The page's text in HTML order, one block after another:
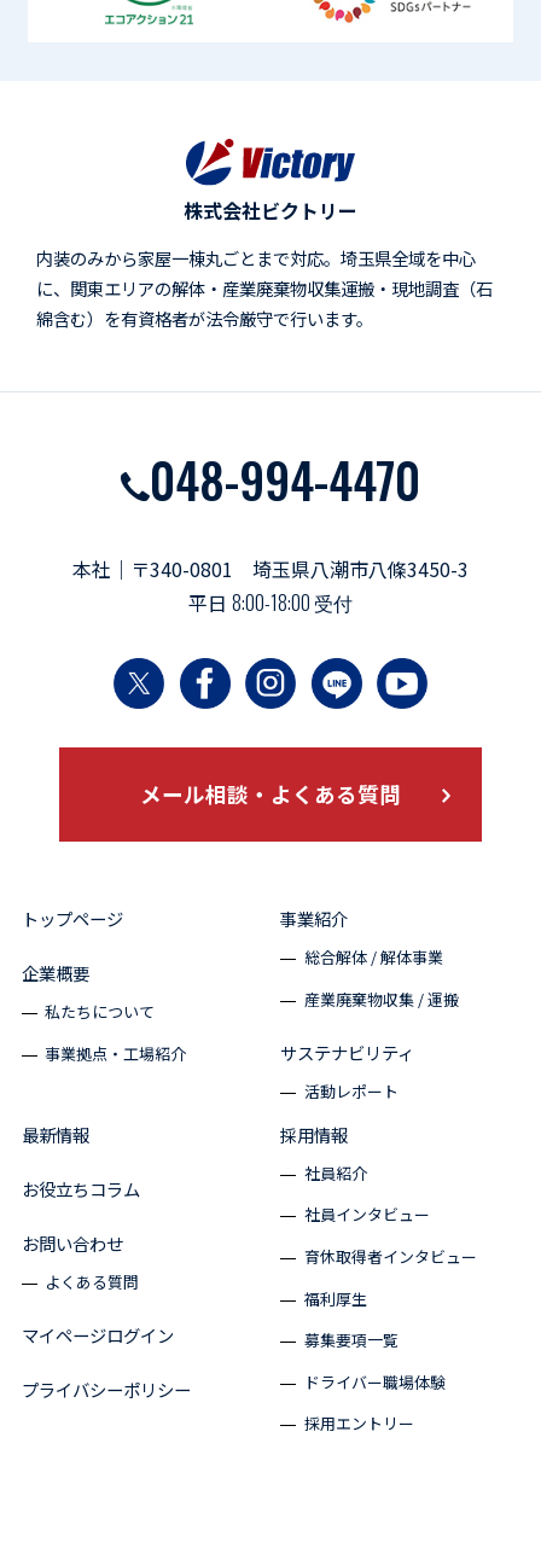
株式会社ビクトリー
内装のみから家屋一棟丸ごとまで対応。埼玉県全域を中心
に、関東エリアの解体・産業廃棄物収集運搬・現地調査（石
綿含む）を有資格者が法令厳守で行います。
048-994-4470
本社｜〒340-0801 埼玉県八潮市八條3450-3
平日 8:00-18:00 受付
メール相談・よくある質問
トップページ
企業概要
私たちについて
事業拠点・工場紹介
事業紹介
総合解体 / 解体事業
産業廃棄物収集 / 運搬
サステナビリティ
活動レポート
最新情報
お役立ちコラム
お問い合わせ
よくある質問
マイページログイン
プライバシーポリシー
採用情報
社員紹介
社員インタビュー
育休取得者インタビュー
福利厚生
募集要項一覧
ドライバー職場体験
採用エントリー